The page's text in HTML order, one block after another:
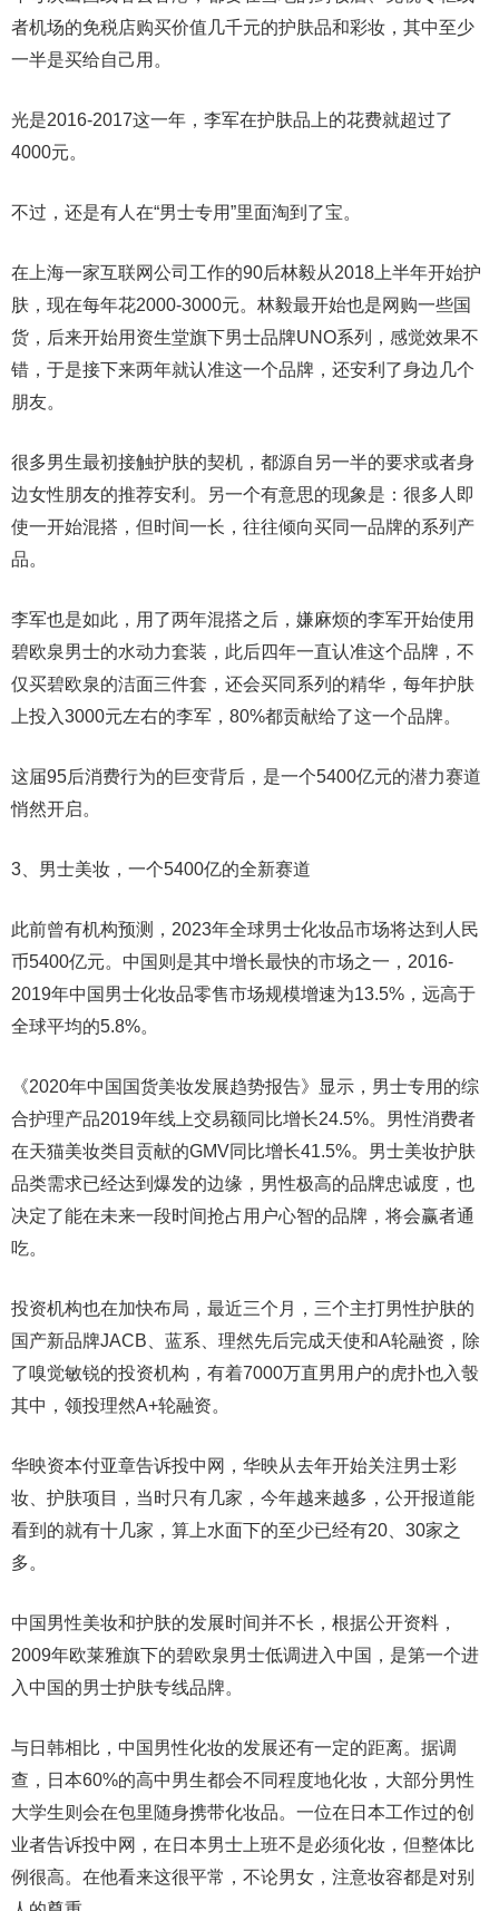
者机场的免税店购买价值几千元的护肤品和彩妆，其中至少
一半是买给自己用。
光是2016-2017这一年，李军在护肤品上的花费就超过了
4000元。
不过，还是有人在“男士专用”里面淘到了宝。
在上海一家互联网公司工作的90后林毅从2018上半年开始护
肤，现在每年花2000-3000元。林毅最开始也是网购一些国
货，后来开始用资生堂旗下男士品牌UNO系列，感觉效果不
错，于是接下来两年就认准这一个品牌，还安利了身边几个
朋友。
很多男生最初接触护肤的契机，都源自另一半的要求或者身
边女性朋友的推荐安利。另一个有意思的现象是：很多人即
使一开始混搭，但时间一长，往往倾向买同一品牌的系列产
品。
李军也是如此，用了两年混搭之后，嫌麻烦的李军开始使用
碧欧泉男士的水动力套装，此后四年一直认准这个品牌，不
仅买碧欧泉的洁面三件套，还会买同系列的精华，每年护肤
上投入3000元左右的李军，80%都贡献给了这一个品牌。
这届95后消费行为的巨变背后，是一个5400亿元的潜力赛道
悄然开启。
3、男士美妆，一个5400亿的全新赛道
此前曾有机构预测，2023年全球男士化妆品市场将达到人民
币5400亿元。中国则是其中增长最快的市场之一，2016-
2019年中国男士化妆品零售市场规模增速为13.5%，远高于
全球平均的5.8%。
《2020年中国国货美妆发展趋势报告》显示，男士专用的综
合护理产品2019年线上交易额同比增长24.5%。男性消费者
在天猫美妆类目贡献的GMV同比增长41.5%。男士美妆护肤
品类需求已经达到爆发的边缘，男性极高的品牌忠诚度，也
决定了能在未来一段时间抢占用户心智的品牌，将会赢者通
吃。
投资机构也在加快布局，最近三个月，三个主打男性护肤的
国产新品牌JACB、蓝系、理然先后完成天使和A轮融资，除
了嗅觉敏锐的投资机构，有着7000万直男用户的虎扑也入彀
其中，领投理然A+轮融资。
华映资本付亚章告诉投中网，华映从去年开始关注男士彩
妆、护肤项目，当时只有几家，今年越来越多，公开报道能
看到的就有十几家，算上水面下的至少已经有20、30家之
多。
中国男性美妆和护肤的发展时间并不长，根据公开资料，
2009年欧莱雅旗下的碧欧泉男士低调进入中国，是第一个进
入中国的男士护肤专线品牌。
与日韩相比，中国男性化妆的发展还有一定的距离。据调
查，日本60%的高中男生都会不同程度地化妆，大部分男性
大学生则会在包里随身携带化妆品。一位在日本工作过的创
业者告诉投中网，在日本男士上班不是必须化妆，但整体比
例很高。在他看来这很平常，不论男女，注意妆容都是对别